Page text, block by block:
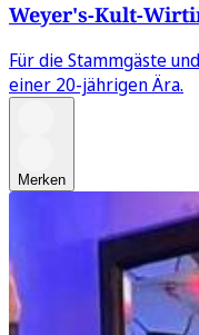
Weyer's-Kult-
Für die Stammgäste
einer 20-jährigen Ära.
Merken